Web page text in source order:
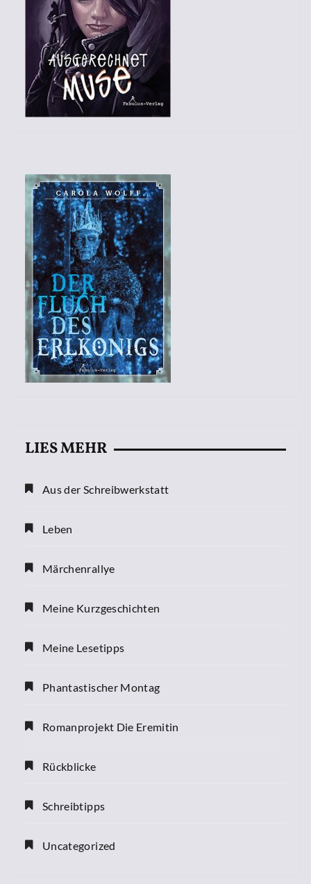
LIES MEHR
Aus der Schreibwerkstatt
Leben
Märchenrallye
Meine Kurzgeschichten
Meine Lesetipps
Phantastischer Montag
Romanprojekt Die Eremitin
Rückblicke
Schreibtipps
Uncategorized